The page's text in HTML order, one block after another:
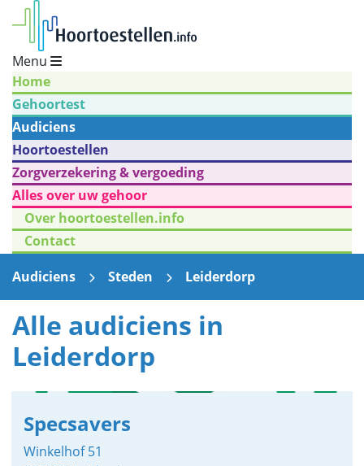
Menu
Home
Gehoortest
Audiciens
Hoortoestellen
Zorgverzekering & vergoeding
Alles over uw gehoor
Over hoortoestellen.info
Contact
Audiciens
Steden Leiderdorp
Alle audiciens in
Leiderdorp
Specsavers
Winkelhof 51